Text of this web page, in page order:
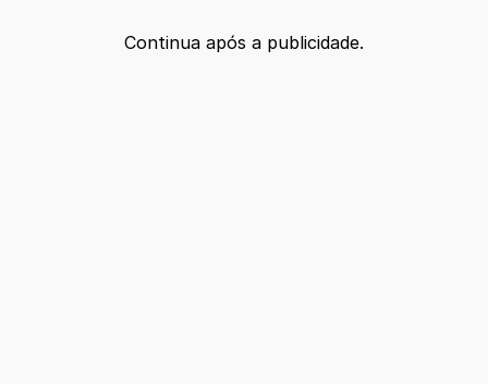
Continua após a publicidade.